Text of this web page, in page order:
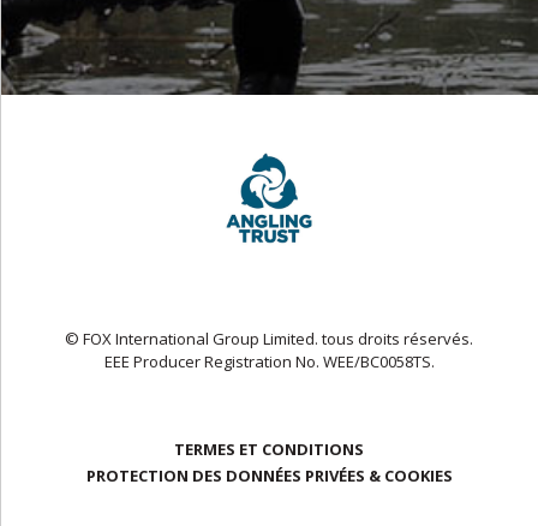
© FOX International Group Limited. tous droits réservés.
EEE Producer Registration No. WEE/BC0058TS.
TERMES ET CONDITIONS
PROTECTION DES DONNÉES PRIVÉES & COOKIES